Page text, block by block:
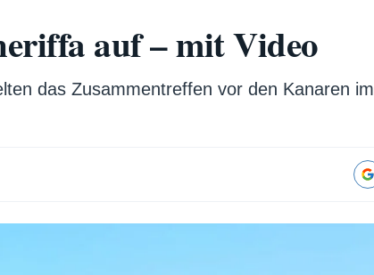
auf – mit Video
das Zusammentreffen vor den Kanaren im